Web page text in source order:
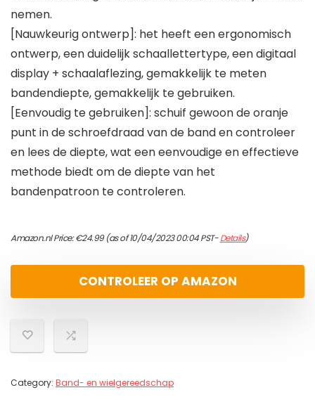
nemen.
[Nauwkeurig ontwerp]: het heeft een ergonomisch
ontwerp, een duidelijk schaallettertype, een digitaal
display + schaalaflezing, gemakkelijk te meten
bandendiepte, gemakkelijk te gebruiken.
[Eenvoudig te gebruiken]: schuif gewoon de oranje
punt in de schroefdraad van de band en controleer
en lees de diepte, wat een eenvoudige en effectieve
methode biedt om de diepte van het
bandenpatroon te controleren.
Amazon.nl Price:€24.99(as of 10/04/2023 00:04 PST-Details)
CONTROLEER OP AMAZON
Category: Band- en wielgereedschap